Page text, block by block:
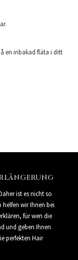
en inbakad fläta i ditt
ist es nicht so
wir Ihnen bei
für wen die
und geben Ihnen
perfekten Hair